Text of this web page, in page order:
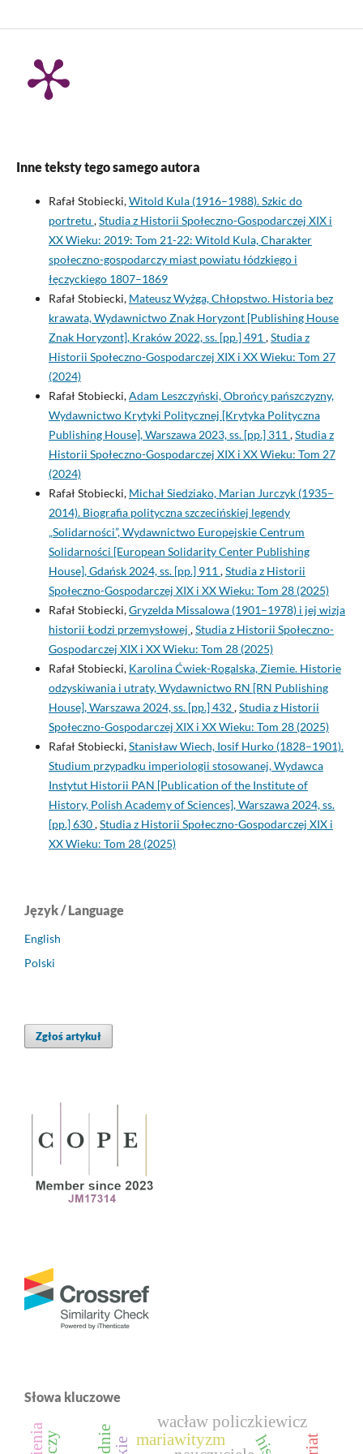
Inne teksty tego samego autora
Rafał Stobiecki,Witold Kula (1916–1988). Szkic do
portretu ,Studia z Historii Społeczno-Gospodarczej XIX i
XX Wieku: 2019: Tom 21-22: Witold Kula, Charakter
społeczno-gospodarczy miast powiatu łódzkiego i
łęczyckiego 1807–1869
Rafał Stobiecki, Mateusz Wyżga, Chłopstwo. Historia bez
krawata, Wydawnictwo Znak Horyzont [Publishing House
Znak Horyzont], Kraków 2022, ss. [pp.] 491 ,Studia z
Historii Społeczno-Gospodarczej XIX i XX Wieku: Tom 27
(2024)
Rafał Stobiecki,Adam Leszczyński, Obrońcy pańszczyzny,
Wydawnictwo Krytyki Politycznej [Krytyka Polityczna
Publishing House], Warszawa 2023, ss. [pp.] 311 ,Studia z
Historii Społeczno-Gospodarczej XIX i XX Wieku: Tom 27
(2024)
Rafał Stobiecki, Michał Siedziako, Marian Jurczyk (1935–
2014). Biografia polityczna szczecińskiej legendy
„Solidarności”, Wydawnictwo Europejskie Centrum
Solidarności [European Solidarity Center Publishing
House], Gdańsk 2024, ss. [pp.] 911 ,Studia z Historii
Społeczno-Gospodarczej XIX i XX Wieku: Tom 28 (2025)
Rafał Stobiecki,Gryzelda Missalowa (1901–1978) i jej wizja
historii Łodzi przemysłowej ,Studia z Historii Społeczno-
Gospodarczej XIX i XX Wieku: Tom 28 (2025)
Rafał Stobiecki, Karolina Ćwiek-Rogalska, Ziemie. Historie
odzyskiwania i utraty, Wydawnictwo RN [RN Publishing
House], Warszawa 2024, ss. [pp.] 432,Studia z Historii
Społeczno-Gospodarczej XIX i XX Wieku: Tom 28 (2025)
Rafał Stobiecki,Stanisław Wiech, Iosif Hurko (1828–1901).
Studium przypadku imperiologii stosowanej, Wydawca
Instytut Historii PAN [Publication of the Institute of
History, Polish Academy of Sciences], Warszawa 2024, ss.
[pp.] 630,Studia z Historii Społeczno-Gospodarczej XIX i
XX Wieku: Tom 28 (2025)
Język / Language
English
Polski
Zgłoś artykuł
Słowa kluczowe
wacław policzkiewicz
mariawityzm